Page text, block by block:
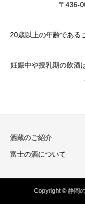
〒436-
20歳以上の年齢である
妊娠中や授乳期の飲酒
酒蔵のご紹介
富士の酒について
Copyright © 静岡